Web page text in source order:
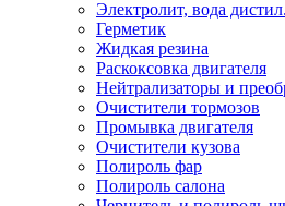
Электролит, вода дистил.
Герметик
Жидкая резина
Раскоксовка двигателя
Нейтрализаторы и
Очистители тормозов
Промывка двигателя
Очистители кузова
Полироль фар
Полироль салона